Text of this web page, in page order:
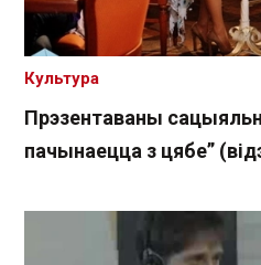
Прэзентаваны
пачынаецца з цябе”
Культура